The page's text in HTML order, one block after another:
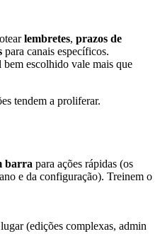
lembretes, prazos de
para canais específicos.
bem escolhido vale mais que
tendem a proliferar.
barra para ações rápidas (os
e da configuração). Treinem o
(edições complexas, admin